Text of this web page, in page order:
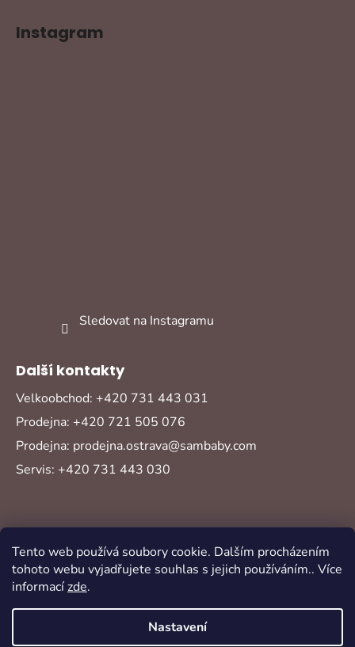
Tento web používá soubory cookie. Dalším procházením
tohoto webu vyjadřujete souhlas s jejich používáním.. Více
informacízde.
Nastavení
Instagram
Sledovat na Instagramu
Další kontakty
Velkoobchod: +420 731 443 031
Prodejna: +420 721 505 076
Prodejna: prodejna.ostrava@sambaby.com
Servis: +420 731 443 030
Vytvořil Shoptet
Copyright 2026Sambaby